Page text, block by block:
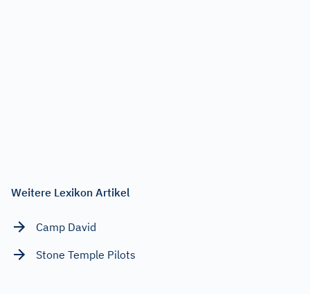
Weitere Lexikon Artikel
Camp David
Stone Temple Pilots